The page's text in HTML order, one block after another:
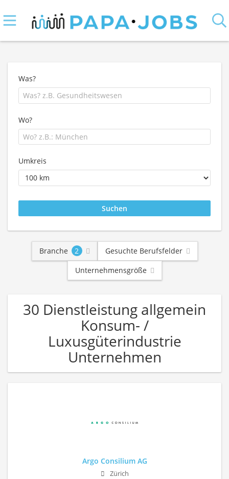
Was?
Wo?
Umkreis
Branche 2
Gesuchte Berufsfelder
Unternehmensgröße
30 Dienstleistung allgemein
Konsum- /
Luxusgüterindustrie
Unternehmen
Argo Consilium AG
Zürich